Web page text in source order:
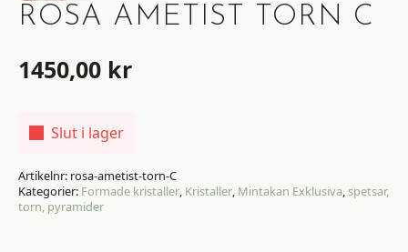
ROSA AMETIST TORN C
1450,00 kr
Slut i lager
Artikelnr: rosa-ametist-torn-C
Kategorier: Formade kristaller Kristaller Mintakan Exklusiva spetsar,
torn, pyramider